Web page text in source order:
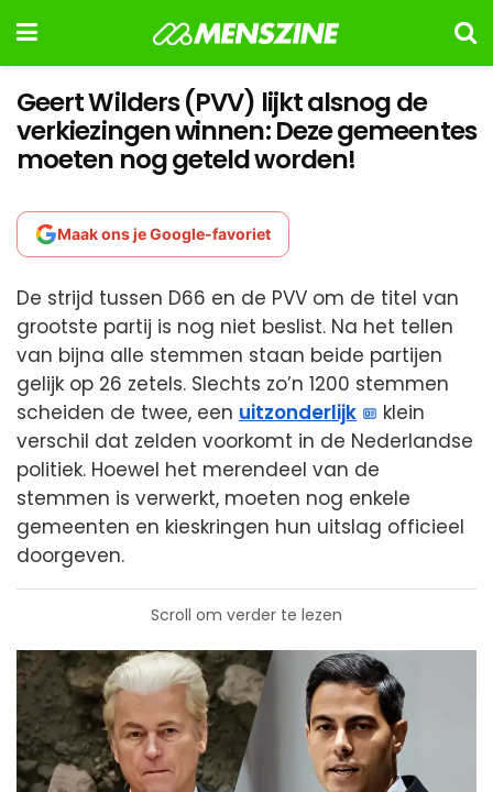
Geert Wilders (PVV) lijkt alsnog de
verkiezingen winnen: Deze gemeentes
moeten nog geteld worden!
Maak ons je Google-favoriet
De strijd tussen D66 en de PVV om de titel van
grootste partij is nog niet beslist. Na het tellen
van bijna alle stemmen staan beide partijen
gelijk op 26 zetels. Slechts zo’n 1200 stemmen
scheiden de twee, een uitzonderlijk
klein
verschil dat zelden voorkomt in de Nederlandse
politiek. Hoewel het merendeel van de
stemmen is verwerkt, moeten nog enkele
gemeenten en kieskringen hun uitslag officieel
doorgeven.
Scroll om verder te lezen